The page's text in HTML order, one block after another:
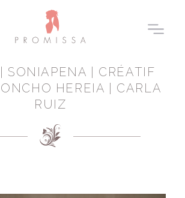
SONIAPENA | CRÉATIF
HEREIA | CARLA
RUIZ